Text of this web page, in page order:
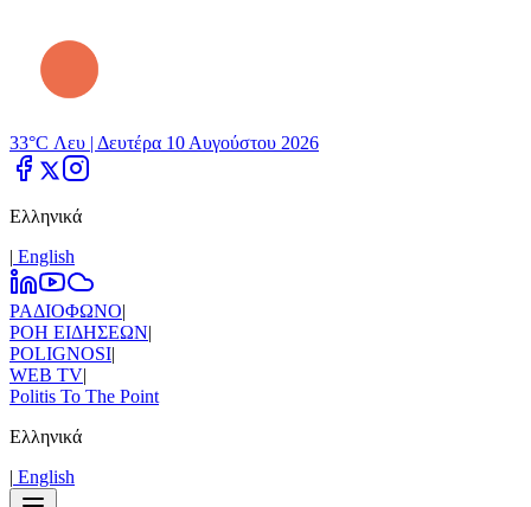
33°C Λευ | Δευτέρα 10 Αυγούστου 2026
Ελληνικά
| Εnglish
ΡΑΔΙΟΦΩΝΟ|
ΡΟΗ ΕΙΔΗΣΕΩΝ|
POLIGNOSI|
WEB TV|
Politis To The Point
Ελληνικά
| Εnglish